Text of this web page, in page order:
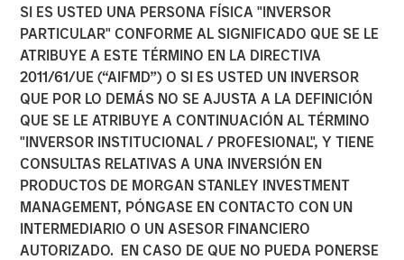
SI ES USTED UNA PERSONA FÍSICA "INVERSOR
PARTICULAR" CONFORME AL SIGNIFICADO QUE SE LE
ATRIBUYE A ESTE TÉRMINO EN LA DIRECTIVA
2011/61/UE (“AIFMD”) O SI ES USTED UN INVERSOR
QUE POR LO DEMÁS NO SE AJUSTA A LA DEFINICIÓN
QUE SE LE ATRIBUYE A CONTINUACIÓN AL TÉRMINO
"INVERSOR INSTITUCIONAL / PROFESIONAL", Y TIENE
CONSULTAS RELATIVAS A UNA INVERSIÓN EN
PRODUCTOS DE MORGAN STANLEY INVESTMENT
MANAGEMENT, PÓNGASE EN CONTACTO CON UN
INTERMEDIARIO O UN ASESOR FINANCIERO
AUTORIZADO. EN CASO DE QUE NO PUEDA PONERSE
Introducing the Morgan
Stanley Private Markets
ELTIF
30 NOVIEMBRE 2025
Steven Turner, CFA
Managing Director